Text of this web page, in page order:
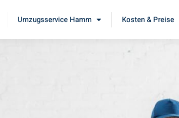
Umzugsservice Hamm Kosten & Preise